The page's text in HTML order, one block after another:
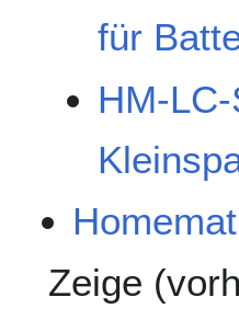
für
HM-
Zeige (